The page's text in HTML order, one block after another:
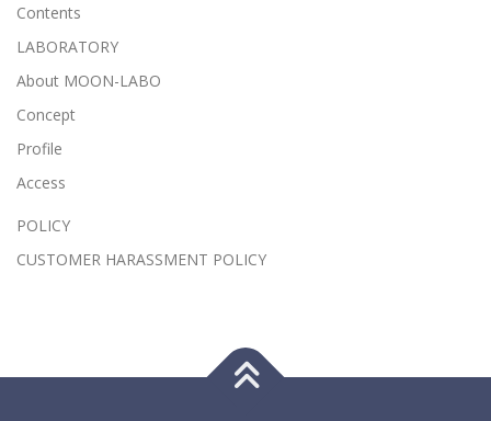
Contents
LABORATORY
About MOON-LABO
Concept
Profile
Access
POLICY
CUSTOMER HARASSMENT POLICY